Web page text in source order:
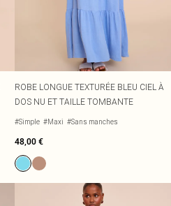
ROBE LONGUE TEXTURÉE BLEU CIEL À
DOS NU ET TAILLE TOMBANTE
#Simple #Maxi #Sans manches
48,00 €